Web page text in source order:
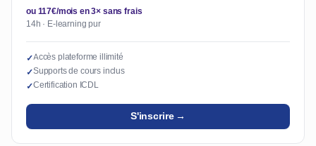
ou 117€/mois en 3× sans frais
14h · E-learning pur
✓Accès plateforme illimité
✓Supports de cours inclus
✓Certification ICDL
S'inscrire →